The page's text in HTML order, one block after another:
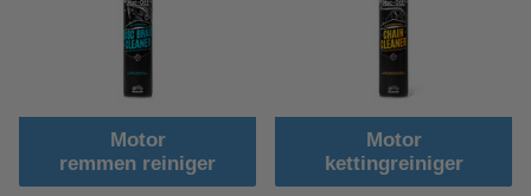
Motor
remmen reiniger
Motor
kettingreiniger